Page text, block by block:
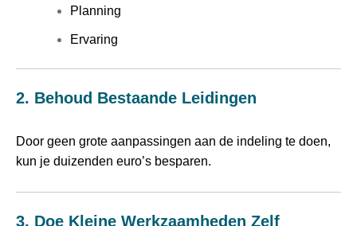
Planning
Ervaring
2. Behoud Bestaande Leidingen
Door geen grote aanpassingen aan de indeling te doen,
kun je duizenden euro’s besparen.
3. Doe Kleine Werkzaamheden Zelf